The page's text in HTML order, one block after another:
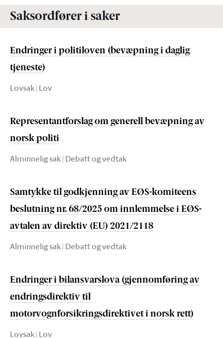
Saksordfører i saker
Endringer i politiloven (bevæpning i daglig
tjeneste)
Lovsak | Lov
Representantforslag om generell bevæpning av
norsk politi
Alminnelig sak | Debatt og vedtak
Samtykke til godkjenning av EØS-komiteens
beslutning nr. 68/2025 om innlemmelse i EØS-
avtalen av direktiv (EU) 2021/2118
Alminnelig sak | Debatt og vedtak
Endringer i bilansvarslova (gjennomføring av
endringsdirektiv til
motorvognforsikringsdirektivet i norsk rett)
Lovsak | Lov